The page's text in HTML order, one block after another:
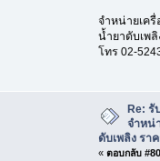
จำหน่ายเครื่
น้ำยาดับเพลิ
โทร 02-
Re: รั
จำหน่
ดับเพลิง รา
« ตอบกลับ